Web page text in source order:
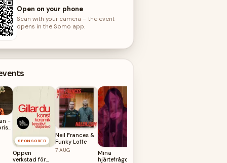
Open on your phone
Scan with your camera – the event
opens in the Somo app.
-
SPONSORED
Öppen
verkstad för
Neil Frances &
Funky Loffe
7 AUG
Mina
hjärtefrågor